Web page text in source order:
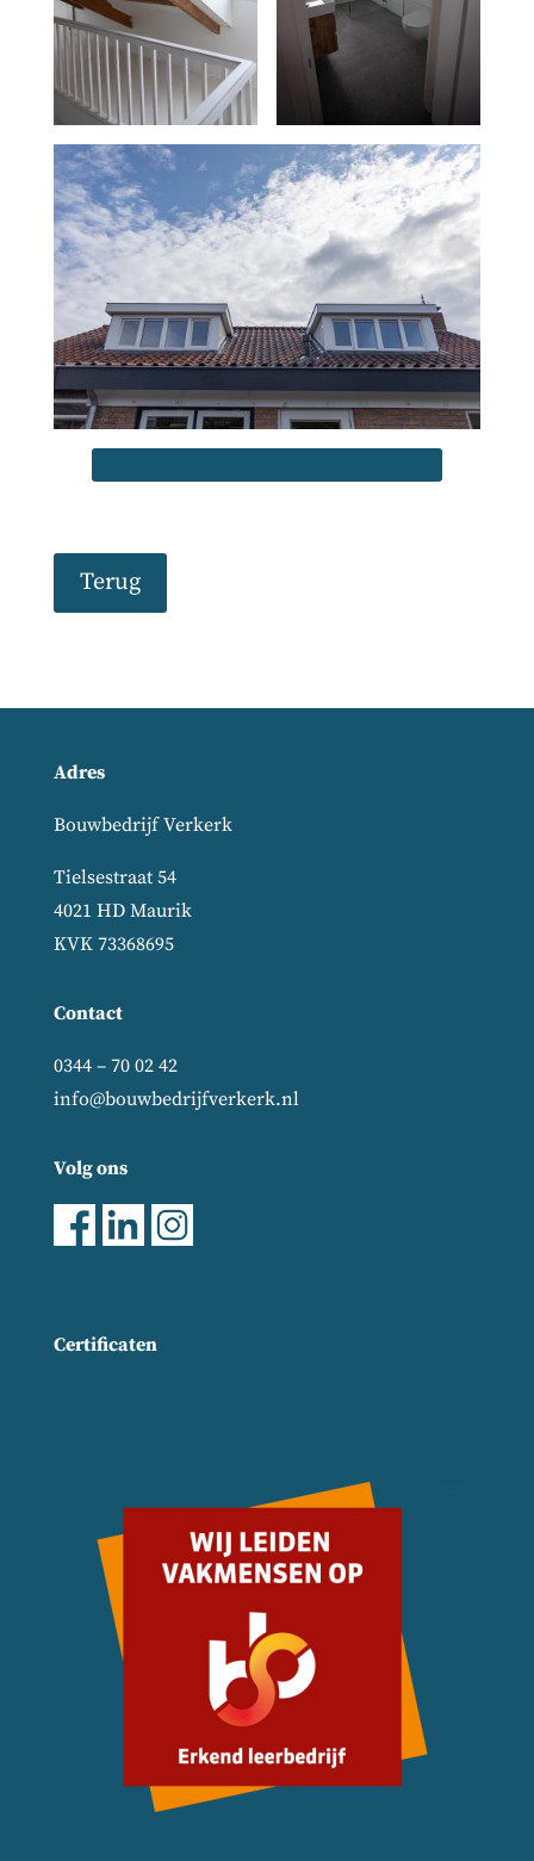
Terug
Adres
Bouwbedrijf Verkerk
Tielsestraat 54
4021 HD Maurik
KVK 73368695
Contact
0344 – 70 02 42
info@bouwbedrijfverkerk.nl
Volg ons
Certificaten